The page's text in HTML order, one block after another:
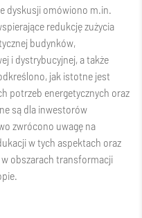
dyskusji omówiono m.in.
redukcję zużycia
budynków,
i dystrybucyjnej, a także
jak istotne jest
potrzeb energetycznych oraz
są dla inwestorów
zwrócono uwagę na
w tych aspektach oraz
obszarach transformacji